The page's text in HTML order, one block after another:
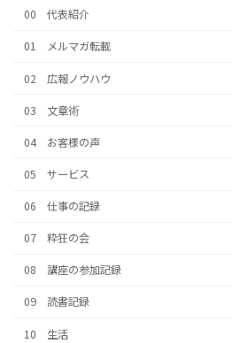
00 代表紹介
01 メルマガ転載
02 広報ノウハウ
03 文章術
04 お客様の声
05 サービス
06 仕事の記録
07 粋狂の会
08 講座の参加記録
09 読書記録
10 生活